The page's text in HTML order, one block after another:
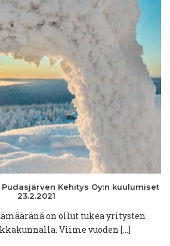
Pudasjärven Kehitys Oy:n kuulumiset
23.2.2021
on ollut tukea yritysten
Viime vuoden […]